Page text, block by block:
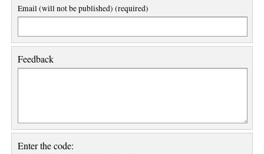
Email (will not be published) (required)
Feedback
Enter the code: